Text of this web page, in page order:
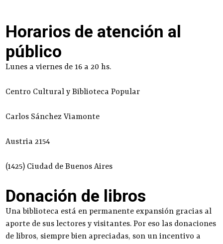
Horarios de atención al
público
Lunes a viernes de 16 a 20 hs.
Centro Cultural y Biblioteca Popular
Carlos Sánchez Viamonte
Austria 2154
(1425) Ciudad de Buenos Aires
Donación de libros
Una biblioteca está en permanente expansión gracias al
aporte de sus lectores y visitantes. Por eso las donaciones
de libros, siempre bien apreciadas, son un incentivo a